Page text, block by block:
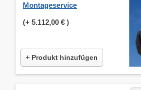
Montageservice
(+ 5.112,00 € )
+ Produkt hinzufügen